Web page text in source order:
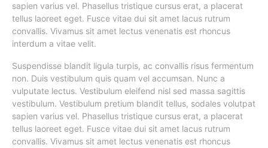
sapien varius vel. Phasellus tristique cursus erat, a placerat
tellus laoreet eget. Fusce vitae dui sit amet lacus rutrum
convallis. Vivamus sit amet lectus venenatis est rhoncus
interdum a vitae velit.
Suspendisse blandit ligula turpis, ac convallis risus fermentum
non. Duis vestibulum quis quam vel accumsan. Nunc a
vulputate lectus. Vestibulum eleifend nisl sed massa sagittis
vestibulum. Vestibulum pretium blandit tellus, sodales volutpat
sapien varius vel. Phasellus tristique cursus erat, a placerat
tellus laoreet eget. Fusce vitae dui sit amet lacus rutrum
convallis. Vivamus sit amet lectus venenatis est rhoncus